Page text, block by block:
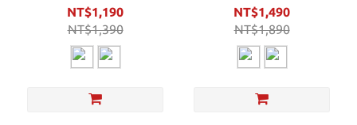
快充/BSMI檢驗認證/可上飛
機)
NT$1,190
NT$1,390
(白/灰) (可上飛機)
NT$1,490
NT$1,890